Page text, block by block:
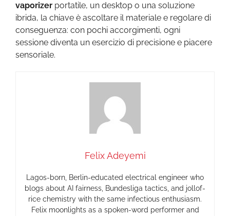
vaporizer portatile, un desktop o una soluzione
ibrida, la chiave è ascoltare il materiale e regolare di
conseguenza: con pochi accorgimenti, ogni
sessione diventa un esercizio di precisione e piacere
sensoriale.
Felix Adeyemi
Lagos-born, Berlin-educated electrical engineer who
blogs about AI fairness, Bundesliga tactics, and jollof-
rice chemistry with the same infectious enthusiasm.
Felix moonlights as a spoken-word performer and